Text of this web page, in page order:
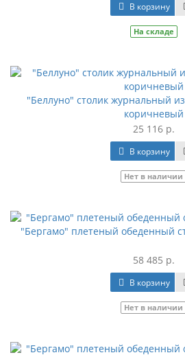
В корзину
На складе
"Беллуно" столик журнальный
коричневый
25 116 р.
В корзину
Нет в наличии
"Бергамо" плетеный обеденный
58 485 р.
В корзину
Нет в наличии